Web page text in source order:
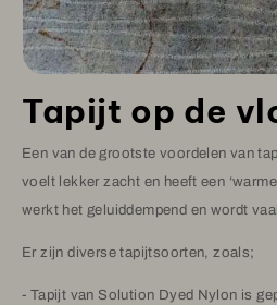
Tapijt op de
Een van de grootste voordelen van
voelt lekker zacht en heeft een
werkt het geluiddempend en wordt
Er zijn diverse tapijtsoorten, zoals;
- Tapijt van Solution Dyed Nylon is